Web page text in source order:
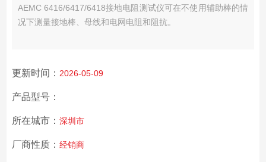
AEMC 6416/6417/6418接地电阻测试仪可在不使用辅助棒的情
况下测量接地棒、母线和电网电阻和阻抗。
更新时间： 2026-05-09
产品型号：
所在城市： 深圳市
厂商性质： 经销商